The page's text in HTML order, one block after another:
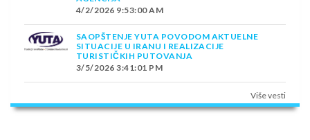
4/2/2026 9:53:00 AM
SAOPŠTENJE YUTA POVODOM AKTUELNE
SITUACIJE U IRANU I REALIZACIJE
TURISTIČKIH PUTOVANJA
3/5/2026 3:41:01 PM
Više vesti